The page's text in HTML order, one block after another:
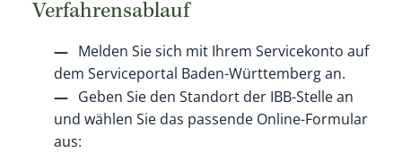
Verfahrensablauf
Melden Sie sich mit Ihrem Servicekonto auf
dem Serviceportal Baden-Württemberg an.
Geben Sie den Standort der IBB-Stelle an
und wählen Sie das passende Online-Formular
aus: